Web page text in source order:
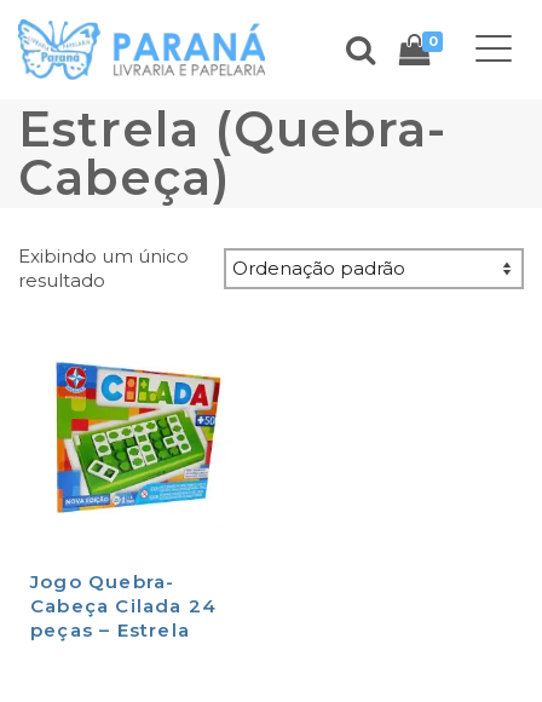
0
Estrela (Quebra-
Cabeça)
Exibindo um único
resultado
Jogo Quebra-
Cabeça Cilada 24
peças – Estrela